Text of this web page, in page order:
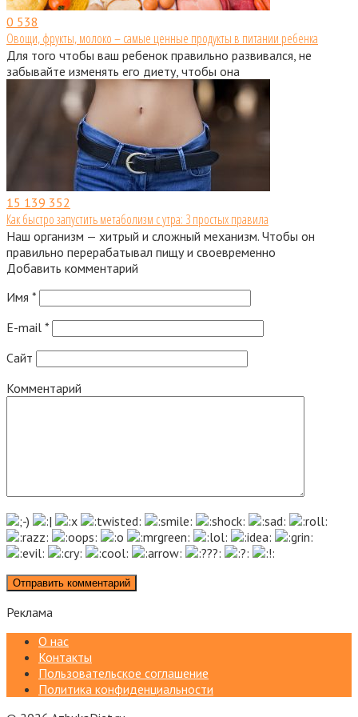
0 538
Овощи, фрукты, молоко – самые ценные продукты в питании ребенка
Для того чтобы ваш ребенок правильно развивался, не
забывайте изменять его диету, чтобы она
15 139 352
Как быстро запустить метаболизм с утра: 3 простых правила
Наш организм — хитрый и сложный механизм. Чтобы он
правильно перерабатывал пищу и своевременно
Добавить комментарий
Имя *
E-mail *
Сайт
Комментарий
Реклама
О нас
Контакты
Пользовательское соглашение
Политика конфиденциальности